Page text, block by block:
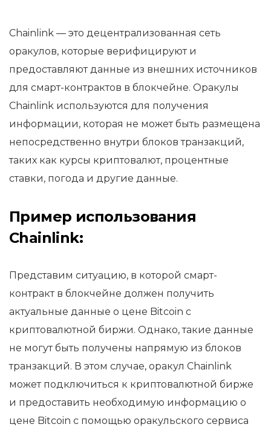
Chainlink — это децентрализованная сеть
оракулов, которые верифицируют и
предоставляют данные из внешних источников
для смарт-контрактов в блокчейне. Оракулы
Chainlink используются для получения
информации, которая не может быть размещена
непосредственно внутри блоков транзакций,
таких как курсы криптовалют, процентные
ставки, погода и другие данные.
Пример использования
Chainlink:
Представим ситуацию, в которой смарт-
контракт в блокчейне должен получить
актуальные данные о цене Bitcoin с
криптовалютной биржи. Однако, такие данные
не могут быть получены напрямую из блоков
транзакций. В этом случае, оракул Chainlink
может подключиться к криптовалютной бирже
и предоставить необходимую информацию о
цене Bitcoin с помощью оракульского сервиса